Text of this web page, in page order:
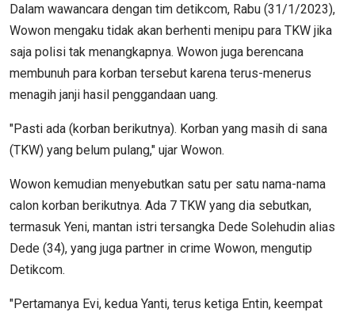
Dalam wawancara dengan tim detikcom, Rabu (31/1/2023),
Wowon mengaku tidak akan berhenti menipu para TKW jika
saja polisi tak menangkapnya. Wowon juga berencana
membunuh para korban tersebut karena terus-menerus
menagih janji hasil penggandaan uang.
"Pasti ada (korban berikutnya). Korban yang masih di sana
(TKW) yang belum pulang," ujar Wowon.
Wowon kemudian menyebutkan satu per satu nama-nama
calon korban berikutnya. Ada 7 TKW yang dia sebutkan,
termasuk Yeni, mantan istri tersangka Dede Solehudin alias
Dede (34), yang juga partner in crime Wowon, mengutip
Detikcom.
"Pertamanya Evi, kedua Yanti, terus ketiga Entin, keempat